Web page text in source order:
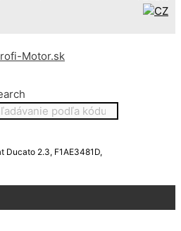
Ducato 2.3, F1AE3481D,